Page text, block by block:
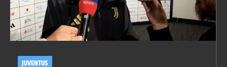
JUVENTUS